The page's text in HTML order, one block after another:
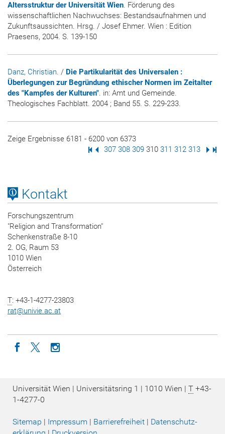
Altersstruktur der Universität Wien. Förderung des
wissenschaftlichen Nachwuchses: Bestandsaufnahmen und
Zukunftsaussichten. Hrsg. / Josef Ehmer. Wien : Edition
Praesens, 2004. S. 139-150
Danz, Christian. / Die Partikularität des Universalen :
Überlegungen zur Begründung ethischer Normen im Zeitalter
des "Kampfes der Kulturen". in: Amt und Gemeinde.
Theologisches Fachblatt. 2004 ; Band 55. S. 229-233.
Zeige Ergebnisse 6181 - 6200 von 6373
Erste Seite
Vorige Seite
Seite
307 Seite
308 Seite
309 Seite
310 Seite
311 Seite
312 Seite
313
Kontakt
Forschungszentrum
"Religion and Transformation"
Schenkenstraße 8-10
2. OG, Raum 53
1010 Wien
Österreich
T: +43-1-4277-23803
rat@univie.ac.at
Icon facebook
Icon twitter
Icon instagram
Universität Wien | Universitätsring 1 | 1010 Wien | T +43-
1-4277-0
Sitemap | Impressum | Barrierefreiheit | Datenschutz­